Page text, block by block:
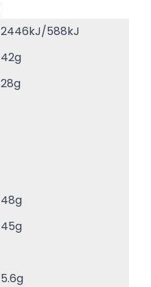
2446kJ/588kJ
42g
28g
48g
45g
5.6g